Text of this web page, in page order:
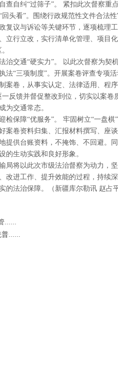
自纠“过筛子”。 紧扣此次督察重
头看”。围绕行政规范性文件合法
复议与诉讼等关键环节，逐项梳理
立行立改，实行清单化管理、项目
交通“硬实力”。 以此次督察为契
法“三项制度”。开展案卷评查专项
案卷，从事实认定、法律适用、程
一反馈并督促整改到位，切实以案卷
为交通常态。
保障“优服务”。 牢固树立“一盘棋
案卷资料归集、汇报材料撰写、座
提供台账资料，不掩饰、不回避。
的生动实践和良好形象。
将以此次市级法治督察为动力，坚
改进工作、提升效能的过程，持续
的法治保障。（新疆库尔勒讯 赵占
......
普......